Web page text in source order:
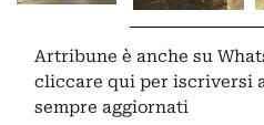
Artribune è anche su
cliccare qui per iscriversi
sempre aggiornati